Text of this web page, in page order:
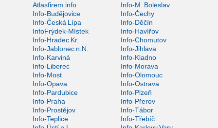
Atlasfirem.info
Info-M. Boleslav
Info-Budějovice
Info-Čechy
Info-Česká Lípa
Info-Děčín
InfoFrýdek-Místek
Info-Havířov
Info-Hradec Kr.
Info-Chomutov
Info-Jablonec n.N.
Info-Jihlava
Info-Karviná
Info-Kladno
Info-Liberec
Info-Morava
Info-Most
Info-Olomouc
Info-Opava
Info-Ostrava
Info-Pardubice
Info-Plzeň
Info-Praha
Info-Přerov
Info-Prostějov
Info-Tábor
Info-Teplice
Info-Třebíč